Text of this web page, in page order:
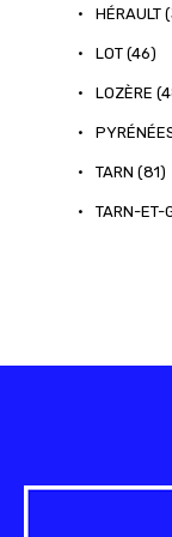
• HÉRAULT
• LOT (46)
• LOZÈRE
•
• TARN (81)
• TARN-ET-